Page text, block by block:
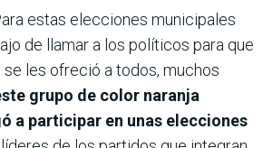
estas elecciones municipales
de llamar a los políticos para que
se les ofreció a todos, muchos
grupo de color naranja
a participar en unas elecciones